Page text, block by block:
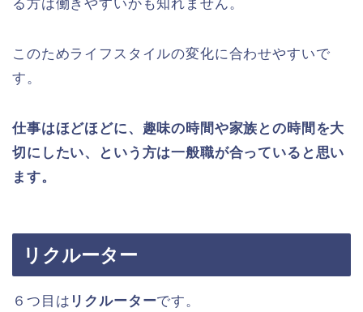
る方は働きやすいかも知れません。
このためライフスタイルの変化に合わせやすいで
す。
仕事はほどほどに、趣味の時間や家族との時間を大
切にしたい、という方は一般職が合っていると思い
ます。
リクルーター
６つ目は リクルーターです。